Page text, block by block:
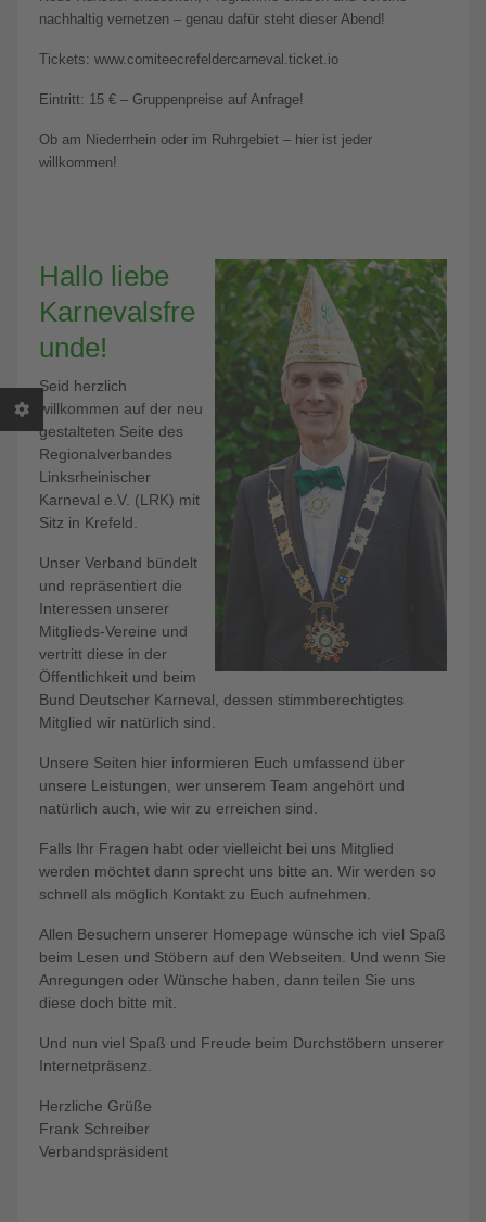
nachhaltig vernetzen – genau dafür steht dieser Abend!
Tickets: www.comiteecrefeldercarneval.ticket.io
Eintritt: 15 € – Gruppenpreise auf Anfrage!
Ob am Niederrhein oder im Ruhrgebiet – hier ist jeder
willkommen!
Hallo liebe
Karnevalsfre
unde!
Seid herzlich
willkommen auf der neu
gestalteten Seite des
Regionalverbandes
Linksrheinischer
Karneval e.V. (LRK) mit
Sitz in Krefeld.
Unser Verband bündelt
und repräsentiert die
Interessen unserer
Mitglieds-Vereine und
vertritt diese in der
Öffentlichkeit und beim
Bund Deutscher Karneval, dessen stimmberechtigtes
Mitglied wir natürlich sind.
Unsere Seiten hier informieren Euch umfassend über
unsere Leistungen, wer unserem Team angehört und
natürlich auch, wie wir zu erreichen sind.
Falls Ihr Fragen habt oder vielleicht bei uns Mitglied
werden möchtet dann sprecht uns bitte an. Wir werden so
schnell als möglich Kontakt zu Euch aufnehmen.
Allen Besuchern unserer Homepage wünsche ich viel Spaß
beim Lesen und Stöbern auf den Webseiten. Und wenn Sie
Anregungen oder Wünsche haben, dann teilen Sie uns
diese doch bitte mit.
Und nun viel Spaß und Freude beim Durchstöbern unserer
Internetpräsenz.
Herzliche Grüße
Frank Schreiber
Verbandspräsident